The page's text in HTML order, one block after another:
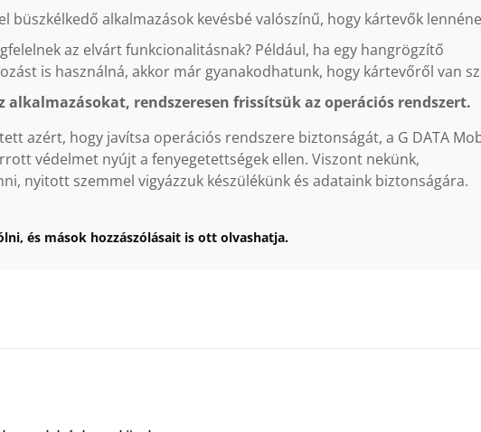
büszkélkedő alkalmazások kevésbé valószínű, hogy kártevők
az elvárt funkcionalitásnak? Például, ha egy hangrögzítő
is használná, akkor már gyanakodhatunk, hogy kártevőről van
alkalmazásokat, rendszeresen frissítsük az operációs rendszert.
azért, hogy javítsa operációs rendszere biztonságát, a G DATA
védelmet nyújt a fenyegetettségek ellen. Viszont nekünk,
nyitott szemmel vigyázzuk készülékünk és adataink biztonságára.
és mások hozzászólásait is ott olvashatja.